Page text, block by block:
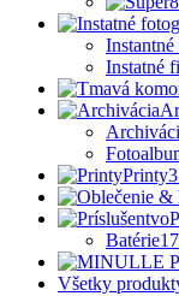
Instatné
Printy3
Batérie17
Všetky